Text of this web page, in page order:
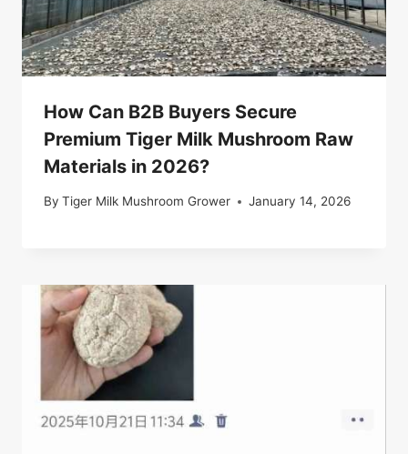
How Can B2B Buyers Secure
Premium Tiger Milk Mushroom Raw
Materials in 2026?
By Tiger Milk Mushroom Grower January 14, 2026